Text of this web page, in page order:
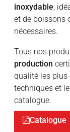
inoxydable ,
et de boissons
nécessaires.
Tous nos
production
qualité les plus
techniques et
catalogue.
Catalogue